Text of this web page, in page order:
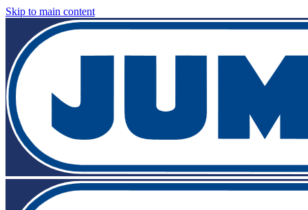
Skip to main content